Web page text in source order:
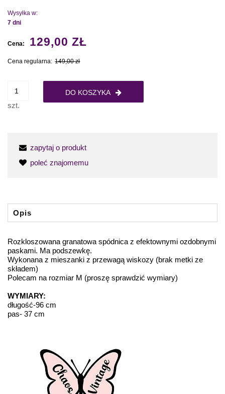
Wysyłka w:
7 dni
Cena: 129,00 ZŁ
Cena regularna: 149,00 zł
szt.
DO KOSZYKA
zapytaj o produkt
poleć znajomemu
Opis
Rozkloszowana granatowa spódnica z efektownymi ozdobnymi
paskami. Ma podszewkę.
Wykonana z mieszanki z przewagą wiskozy (brak metki ze
składem)
Polecam na rozmiar M (proszę sprawdzić wymiary)
WYMIARY:
długość-96 cm
pas- 37 cm